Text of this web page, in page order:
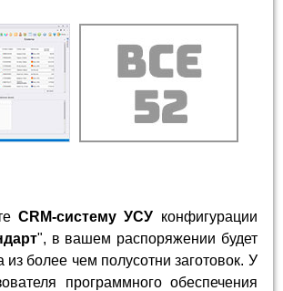
CRM-систему УСУ конфигурации
", в вашем распоряжении будет
более чем полусотни заготовок. У
программного обеспечения